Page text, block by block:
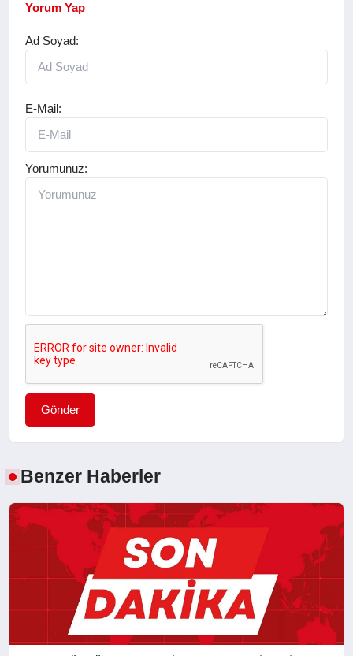
Yorum Yap
Ad Soyad:
E-Mail:
Yorumunuz:
Gönder
Benzer Haberler